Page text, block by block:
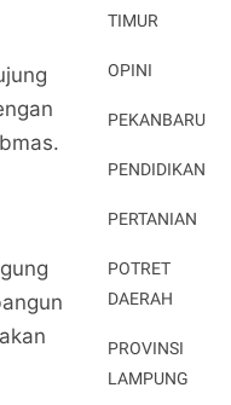
TIMUR
OPINI
PEKANBARU
PENDIDIKAN
PERTANIAN
POTRET
DAERAH
PROVINSI
LAMPUNG